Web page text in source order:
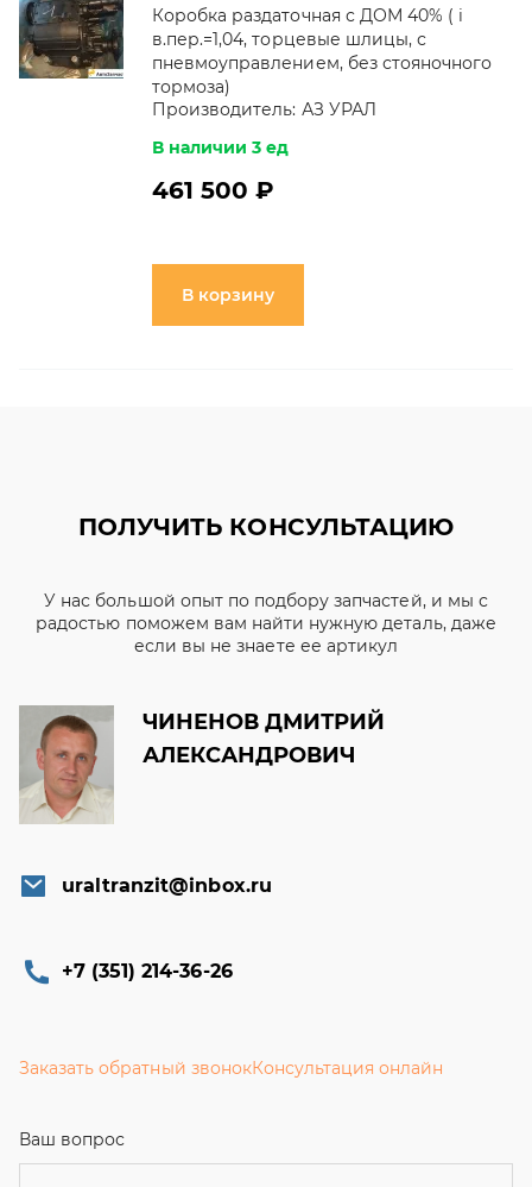
Коробка раздаточная с ДОМ 40% ( i
в.пер.=1,04, торцевые шлицы, с
пневмоуправлением, без стояночного
тормоза)
Производитель: АЗ УРАЛ
В наличии 3 ед
461 500 ₽
В корзину
ПОЛУЧИТЬ КОНСУЛЬТАЦИЮ
У нас большой опыт по подбору запчастей, и мы с
радостью поможем вам найти нужную деталь, даже
если вы не знаете ее артикул
ЧИНЕНОВ ДМИТРИЙ
АЛЕКСАНДРОВИЧ
uraltranzit@inbox.ru
+7 (351) 214-36-26
Заказать обратный звонокКонсультация онлайн
Ваш вопрос